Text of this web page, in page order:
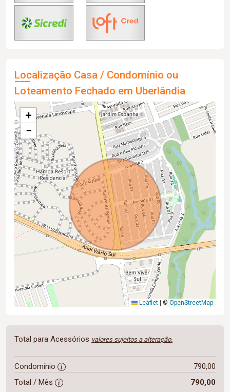
Localização Casa / Condomínio ou
Loteamento Fechado em Uberlândia
+
−
Leaflet © OpenStreetMap
Total para Acessórios valores sujeitos a alteração.
Condomínio
790,00
Total / Mês
790,00